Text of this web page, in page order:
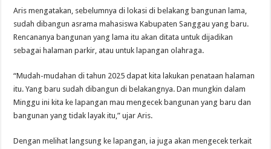
Aris mengatakan, sebelumnya di lokasi di belakang bangunan lama,
sudah dibangun asrama mahasiswa Kabupaten Sanggau yang baru.
Rencananya bangunan yang lama itu akan ditata untuk dijadikan
sebagai halaman parkir, atau untuk lapangan olahraga.
“Mudah-mudahan di tahun 2025 dapat kita lakukan penataan halaman
itu. Yang baru sudah dibangun di belakangnya. Dan mungkin dalam
Minggu ini kita ke lapangan mau mengecek bangunan yang baru dan
bangunan yang tidak layak itu,” ujar Aris.
Dengan melihat langsung ke lapangan, ia juga akan mengecek terkait